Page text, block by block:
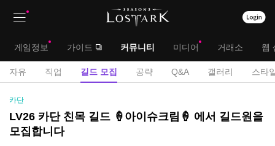
대
메
게임정보 가이드 커뮤니티 미디어 거래소 웹
서
메
자유 직업 길드 모집 공략 Q&A 갤러리 스타
길
드
모
카단
LV26 카단 친목 길드 🍦아이슈크림🍦 에서 길드원을
모집합니다